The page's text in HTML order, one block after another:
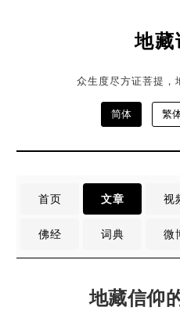
地藏
众生度尽方证菩提，
简体 繁
首页 文章 视
佛经 词典 微
地藏信仰